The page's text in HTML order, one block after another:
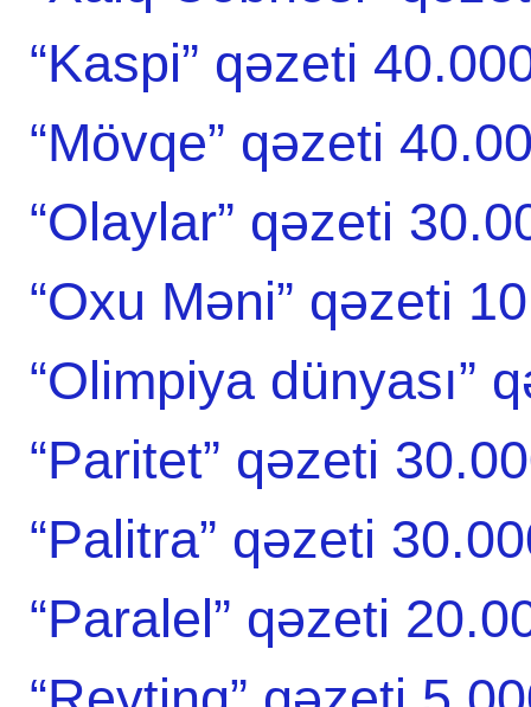
“Kaspi” qəzeti
“Mövqe” qəzeti
“Olaylar” qəzeti
“Oxu Məni” qəzeti
“Olimpiya dünyası”
“Paritet” qəzeti
“Palitra” qəzeti
“Paralel” qəzeti